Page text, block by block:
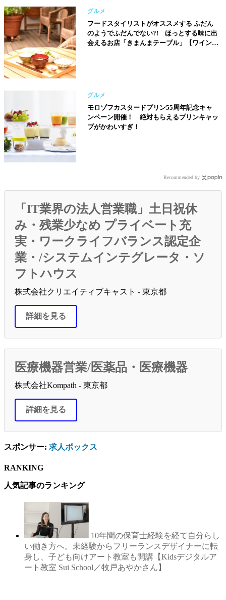
グルメ
フードスタイリストがオススメする ふだん
のようでふだんでない?! ほっとする味に出
会えるお店「きまんまテーブル」【ワイン&
グルメ
モロゾフカスタードプリン55周年記念キャ
ンペーン開催！ 絶対もらえるプリンキャッ
プがかわいすぎ！
Recommended by
「IT業界の法人営業職」土日祝休
み・残業少なめ プライベート充
実・ワークライフバランス認定企
業・/システムインテグレータ・ソ
フトハウス
株式会社クリエイティブキャスト - 東京都
詳細を見る
医療機器営業/医薬品・医療機器
株式会社Kompath - 東京都
詳細を見る
スポンサー: 求人ボックス
RANKING
人気記事のランキング
10年間の保育士経験を経て自分らし
い働き方へ。未経験からフリーランスデザイナーに転
身し、子ども向けアート教室も開講【Kidsデジタルア
ート教室 Sui School／牧戸あやかさん】